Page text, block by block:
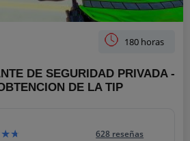
180 horas
DE SEGURIDAD PRIVADA -
DE LA TIP
628 reseñas